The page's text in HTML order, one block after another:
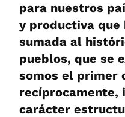
para nuestros
y productiva que
sumada al
pueblos, que se
somos el primer
recíprocamente,
carácter